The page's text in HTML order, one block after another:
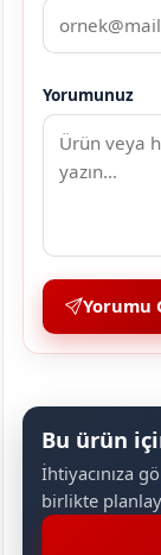
Yorumunuz
Yorumu
Bu ürün
İhtiyacınıza
birlikte